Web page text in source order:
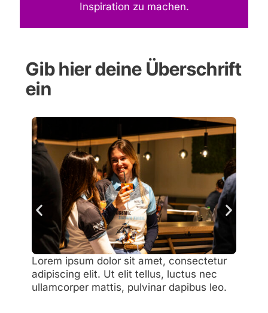
Inspiration zu machen.
Gib hier deine Überschrift
ein
Lorem ipsum dolor sit amet, consectetur
adipiscing elit. Ut elit tellus, luctus nec
ullamcorper mattis, pulvinar dapibus leo.